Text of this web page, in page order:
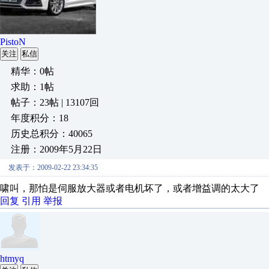
PistoN
关注 私信
精华：0帖
求助：1帖
帖子：23帖 | 13107回
年度积分：18
历史总积分：40065
注册：2009年5月22日
发表于：2009-02-22 23:34:35
啸叫，那怕是伺服放大器或者电机坏了，或者增益调的太大了
回复 引用 举报
htmyq